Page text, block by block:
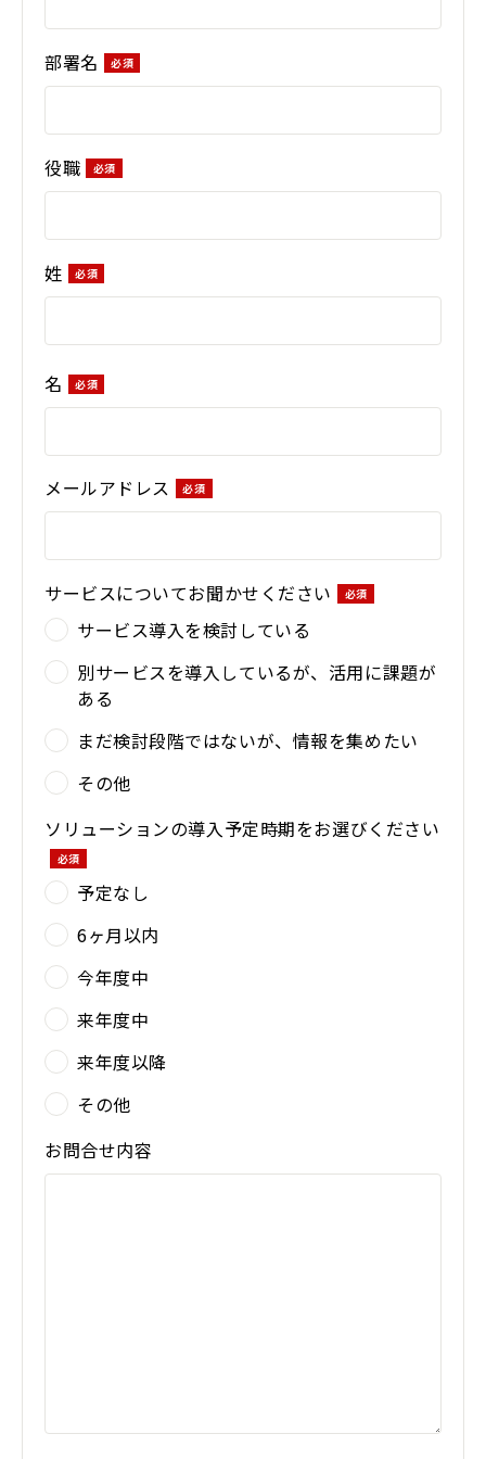
部署名
役職
姓
名
メールアドレス
サービスについてお聞かせください
サービス導入を検討している
別サービスを導入しているが、活用に課題が
ある
まだ検討段階ではないが、情報を集めたい
その他
ソリューションの導入予定時期をお選びください
予定なし
6ヶ月以内
今年度中
来年度中
来年度以降
その他
お問合せ内容